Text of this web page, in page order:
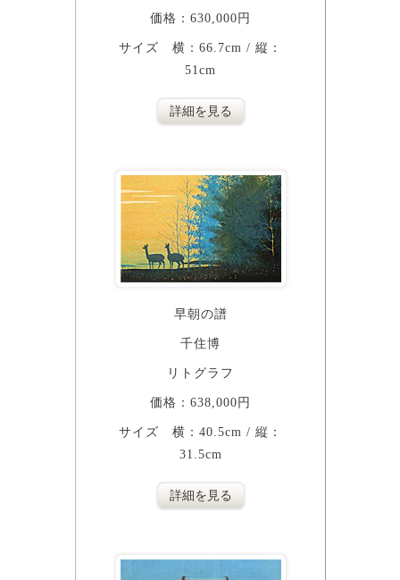
価格：630,000円
サイズ 横：66.7cm / 縦：
51cm
詳細を見る
早朝の譜
千住博
リトグラフ
価格：638,000円
サイズ 横：40.5cm / 縦：
31.5cm
詳細を見る